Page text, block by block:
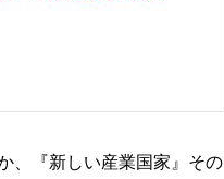
、『新しい産業国家』その